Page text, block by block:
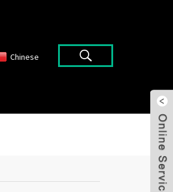
Chinese